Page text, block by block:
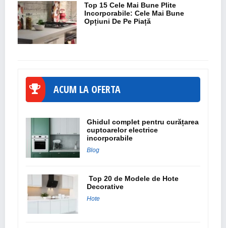
Top 15 Cele Mai Bune Plite
Incorporabile: Cele Mai Bune
Opțiuni De Pe Piață
ACUM LA OFERTA
Ghidul complet pentru curățarea
cuptoarelor electrice
incorporabile
Blog
Top 20 de Modele de Hote
Decorative
Hote